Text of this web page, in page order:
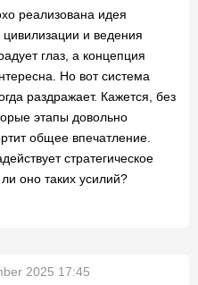
реализована идея
цивилизации и ведения
глаз, а концепция
Но вот система
раздражает. Кажется, без
этапы довольно
общее впечатление.
стратегическое
оно таких усилий?
2025 17:45